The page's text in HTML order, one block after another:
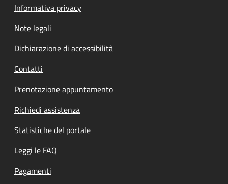
Informativa privacy
Note legali
Dichiarazione di accessibilità
Contatti
Prenotazione appuntamento
Richiedi assistenza
Statistiche del portale
Leggi le FAQ
Pagamenti